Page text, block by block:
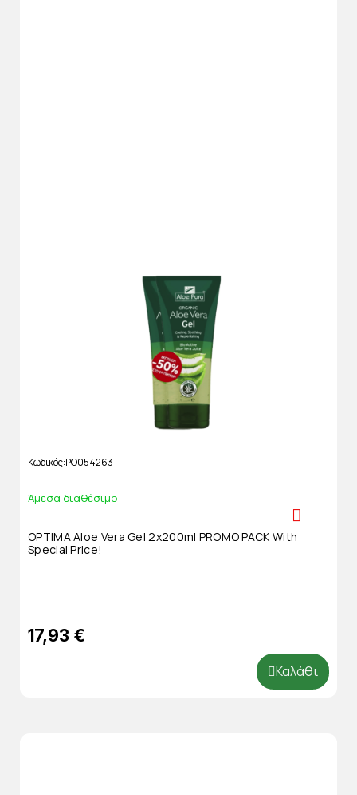
Κωδικός PO054263
Άμεσα διαθέσιμο
OPTIMA Aloe Vera Gel 2x200ml PROMO PACK With
Special Price!
17,93 €
Καλάθι